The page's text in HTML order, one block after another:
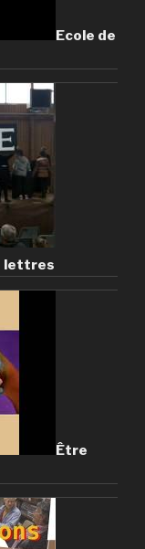
Ecole de
lettres
Être